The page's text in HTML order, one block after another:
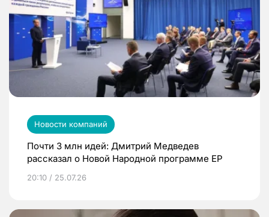
Новости компаний
Почти 3 млн идей: Дмитрий Медведев
рассказал о Новой Народной программе ЕР
20:10 / 25.07.26